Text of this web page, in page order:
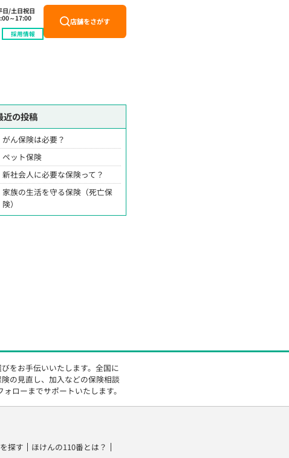
日/土日祝日
～17:00
採用情報
店舗をさがす
近の投稿
がん保険は必要？
ペット保険
新社会人に必要な保険って？
家族の生活を守る保険（死亡保
険）
をお手伝いいたします。全国に
の見直し、加入などの保険相談
ローまでサポートいたします。
探す
ほけんの110番とは？